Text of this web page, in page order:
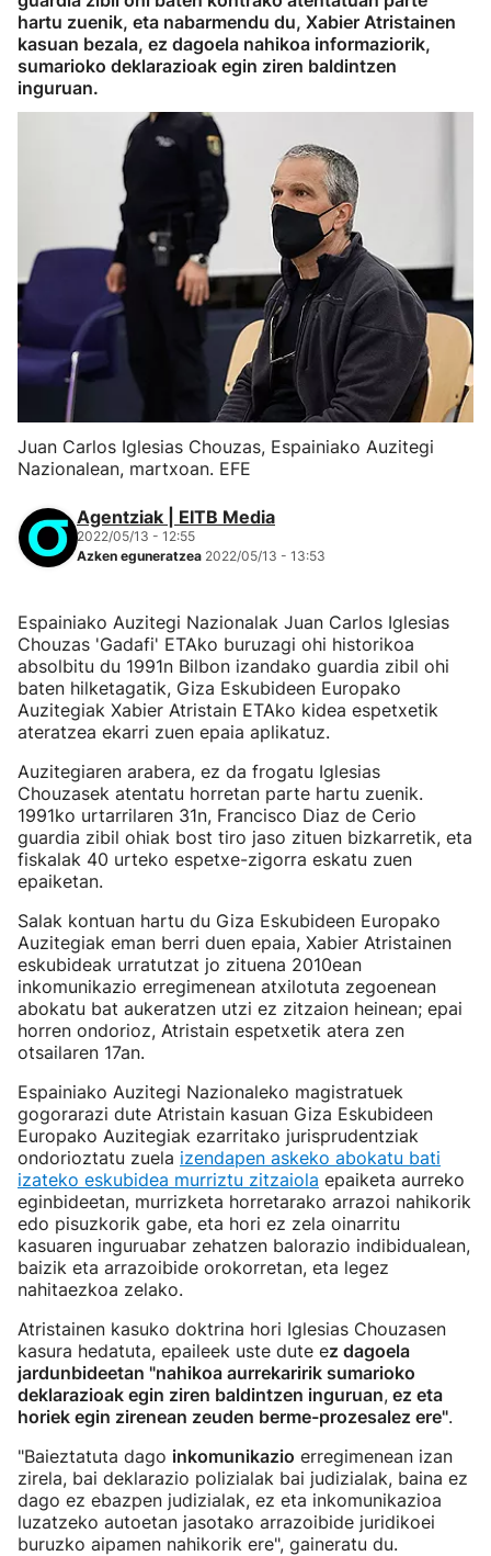
hartu zuenik, eta nabarmendu du, Xabier Atristainen
kasuan bezala, ez dagoela nahikoa informaziorik,
sumarioko deklarazioak egin ziren baldintzen
inguruan.
Juan Carlos Iglesias Chouzas, Espainiako Auzitegi
Nazionalean, martxoan. EFE
Agentziak | EITB Media
2022/05/13 - 12:55
Azken eguneratzea 2022/05/13 - 13:53
Espainiako Auzitegi Nazionalak Juan Carlos Iglesias
Chouzas 'Gadafi' ETAko buruzagi ohi historikoa
absolbitu du 1991n Bilbon izandako guardia zibil ohi
baten hilketagatik, Giza Eskubideen Europako
Auzitegiak Xabier Atristain ETAko kidea espetxetik
ateratzea ekarri zuen epaia aplikatuz.
Auzitegiaren arabera, ez da frogatu Iglesias
Chouzasek atentatu horretan parte hartu zuenik.
1991ko urtarrilaren 31n, Francisco Diaz de Cerio
guardia zibil ohiak bost tiro jaso zituen bizkarretik, eta
fiskalak 40 urteko espetxe-zigorra eskatu zuen
epaiketan.
Salak kontuan hartu du Giza Eskubideen Europako
Auzitegiak eman berri duen epaia, Xabier Atristainen
eskubideak urratutzat jo zituena 2010ean
inkomunikazio erregimenean atxilotuta zegoenean
abokatu bat aukeratzen utzi ez zitzaion heinean; epai
horren ondorioz, Atristain espetxetik atera zen
otsailaren 17an.
Espainiako Auzitegi Nazionaleko magistratuek
gogorarazi dute Atristain kasuan Giza Eskubideen
Europako Auzitegiak ezarritako jurisprudentziak
ondorioztatu zuela izendapen askeko abokatu bati
izateko eskubidea murriztu zitzaiola epaiketa aurreko
eginbideetan, murrizketa horretarako arrazoi nahikorik
edo pisuzkorik gabe, eta hori ez zela oinarritu
kasuaren inguruabar zehatzen balorazio indibidualean,
baizik eta arrazoibide orokorretan, eta legez
nahitaezkoa zelako.
Atristainen kasuko doktrina hori Iglesias Chouzasen
kasura hedatuta, epaileek uste dute ez dagoela
jardunbideetan "nahikoa aurrekaririk sumarioko
deklarazioak egin ziren baldintzen inguruan, ez eta
horiek egin zirenean zeuden berme-prozesalez ere".
"Baieztatuta dago inkomunikazio erregimenean izan
zirela, bai deklarazio polizialak bai judizialak, baina ez
dago ez ebazpen judizialak, ez eta inkomunikazioa
luzatzeko autoetan jasotako arrazoibide juridikoei
buruzko aipamen nahikorik ere", gaineratu du.